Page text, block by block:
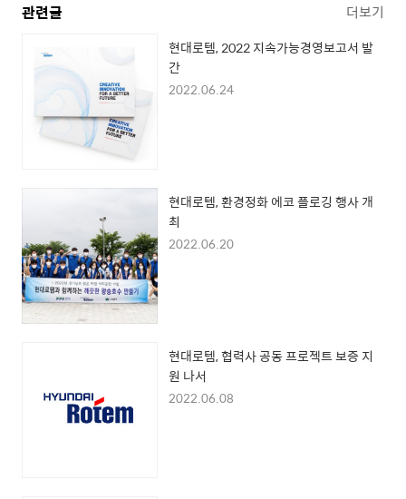
관련글 더보기
현대로템, 2022 지속가능경영보고서 발
간
2022.06.24
현대로템, 환경정화 에코 플로깅 행사 개
최
2022.06.20
현대로템, 협력사 공동 프로젝트 보증 지
원 나서
2022.06.08